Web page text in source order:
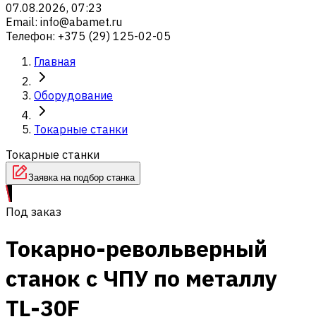
07.08.2026, 07:23
Email: info@abamet.ru
Телефон: +375 (29) 125-02-05
Главная
Оборудование
Токарные станки
Токарные станки
Заявка на подбор станка
Под заказ
Токарно-револьверный
станок с ЧПУ по металлу
TL-30F